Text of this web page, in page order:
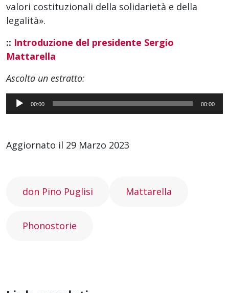
valori costituzionali della solidarietà e della
legalità».
:: Introduzione del presidente Sergio
Mattarella
Ascolta un estratto:
Audio
Player
00:00 00:00
Aggiornato il 29 Marzo 2023
don Pino Puglisi Mattarella
Phonostorie